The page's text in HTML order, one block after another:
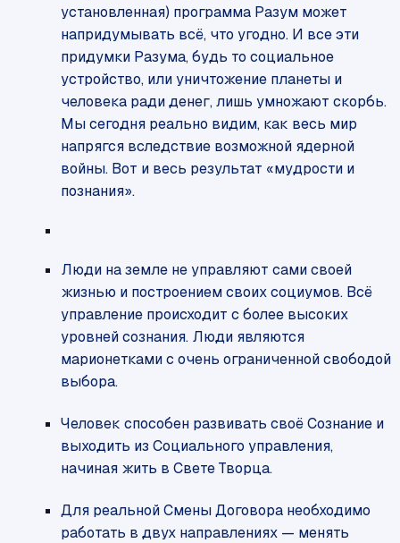
установленная) программа Разум может
напридумывать всё, что угодно. И все эти
придумки Разума, будь то социальное
устройство, или уничтожение планеты и
человека ради денег, лишь умножают скорбь.
Мы сегодня реально видим, как весь мир
напрягся вследствие возможной ядерной
войны. Вот и весь результат «мудрости и
познания».
Люди на земле не управляют сами своей
жизнью и построением своих социумов. Всё
управление происходит с более высоких
уровней сознания. Люди являются
марионетками с очень ограниченной свободой
выбора.
Человек способен развивать своё Сознание и
выходить из Социального управления,
начиная жить в Свете Творца.
Для реальной Смены Договора необходимо
работать в двух направлениях — менять